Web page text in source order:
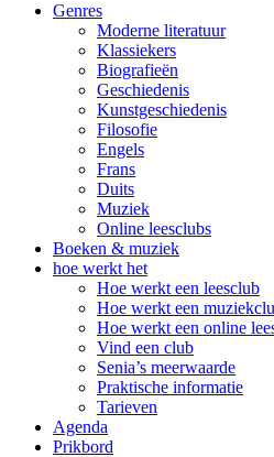
Genres
Moderne literatuur
Klassiekers
Biografieën
Geschiedenis
Kunst­geschiedenis
Filosofie
Engels
Frans
Duits
Muziek
Online leesclubs
Boeken & muziek
hoe werkt het
Hoe werkt een leesclub
Hoe werkt een
Hoe werkt een online
Vind een club
Senia’s meerwaarde
Praktische informatie
Tarieven
Agenda
Prikbord